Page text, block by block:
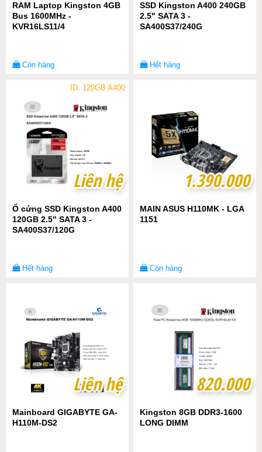
RAM Laptop Kingston 4GB
Bus 1600MHz -
KVR16LS11/4
Còn hàng
SSD Kingston A400 240GB
2.5" SATA 3 -
SA400S37/240G
Hết hàng
ID: 120GB A400
Liên hệ
Liên hệ
Ổ cứng SSD Kingston A400
120GB 2.5" SATA 3 -
SA400S37/120G
Hết hàng
1.390.000
1.390.000
MAIN ASUS H110MK - LGA
1151
Còn hàng
Liên hệ
Liên hệ
Mainboard GIGABYTE GA-
H110M-DS2
820.000
820.000
Kingston 8GB DDR3-1600
LONG DIMM